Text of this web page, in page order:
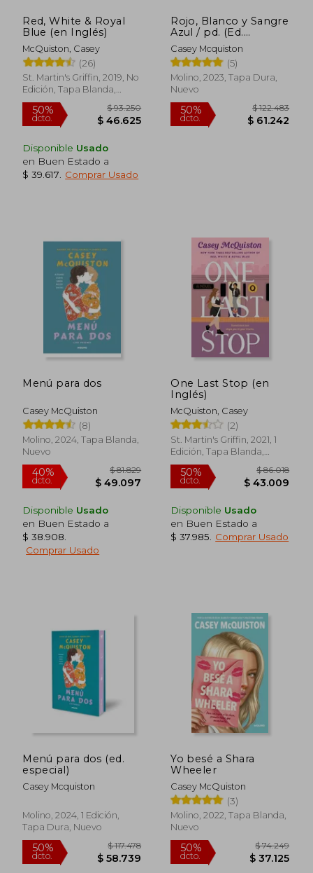
50%
dcto. $ 44.860
50%
dcto. $
Red, White & Royal
Blue (en Inglés)
McQuiston, Casey
(26)
St. Martin's Griffin, 2019, No
Edición, Tapa Blanda,
Nuevo
50%
dcto. $ 46.625
Disponible Usado
en Buen Estado a
$ 39.617
Comprar Usado
Rojo, Blanco y Sangre
Azul / pd. (Ed.
Coleccionista)
Casey Mcquiston
(5)
Molino, 2023, Tapa Dura,
Nuevo
50%
dcto.
Menú para dos
Casey McQuiston
(8)
Molino, 2024, Tapa Blanda,
Nuevo
Disponible Usado
en Buen Estado a
$ 38.908
Comprar Usado
One Last Stop (en
Inglés)
McQuiston, Casey
(2)
St. Martin's Griffin, 2021, 1
Edición, Tapa Blanda,
Nuevo
Disponible Usado
en Buen Estado a
$ 37.985
Comprar Usado
Menú para dos (ed.
especial)
Casey Mcquiston
Molino, 2024, 1 Edición,
Tapa Dura, Nuevo
Yo besé a Shara
Wheeler
Casey McQuiston
(3)
Molino, 2022, Tapa Blanda,
Nuevo